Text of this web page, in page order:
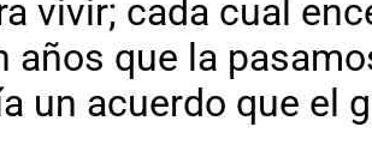
vivir; cada cual
años que la
un acuerdo que el